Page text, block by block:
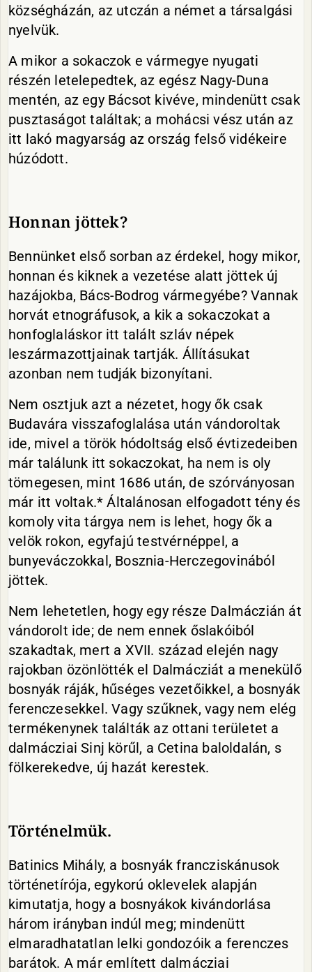
községházán, az utczán a német a társalgási
nyelvük.
A mikor a sokaczok e vármegye nyugati
részén letelepedtek, az egész Nagy-Duna
mentén, az egy Bácsot kivéve, mindenütt csak
pusztaságot találtak; a mohácsi vész után az
itt lakó magyarság az ország felső vidékeire
húzódott.
Honnan jöttek?
Bennünket első sorban az érdekel, hogy mikor,
honnan és kiknek a vezetése alatt jöttek új
hazájokba, Bács-Bodrog vármegyébe? Vannak
horvát etnográfusok, a kik a sokaczokat a
honfoglaláskor itt talált szláv népek
leszármazottjainak tartják. Állításukat
azonban nem tudják bizonyítani.
Nem osztjuk azt a nézetet, hogy ők csak
Budavára visszafoglalása után vándoroltak
ide, mivel a török hódoltság első évtizedeiben
már találunk itt sokaczokat, ha nem is oly
tömegesen, mint 1686 után, de szórványosan
már itt voltak.* Általánosan elfogadott tény és
komoly vita tárgya nem is lehet, hogy ők a
velök rokon, egyfajú testvérnéppel, a
bunyeváczokkal, Bosznia-Herczegovinából
jöttek.
Nem lehetetlen, hogy egy része Dalmáczián át
vándorolt ide; de nem ennek őslakóiból
szakadtak, mert a XVII. század elején nagy
rajokban özönlötték el Dalmácziát a menekülő
bosnyák ráják, hűséges vezetőikkel, a bosnyák
ferenczesekkel. Vagy szűknek, vagy nem elég
termékenynek találták az ottani területet a
dalmácziai Sinj körűl, a Cetina baloldalán, s
fölkerekedve, új hazát kerestek.
Történelmük.
Batinics Mihály, a bosnyák francziskánusok
történetírója, egykorú oklevelek alapján
kimutatja, hogy a bosnyákok kivándorlása
három irányban indúl meg; mindenütt
elmaradhatatlan lelki gondozóik a ferenczes
barátok. A már említett dalmácziai